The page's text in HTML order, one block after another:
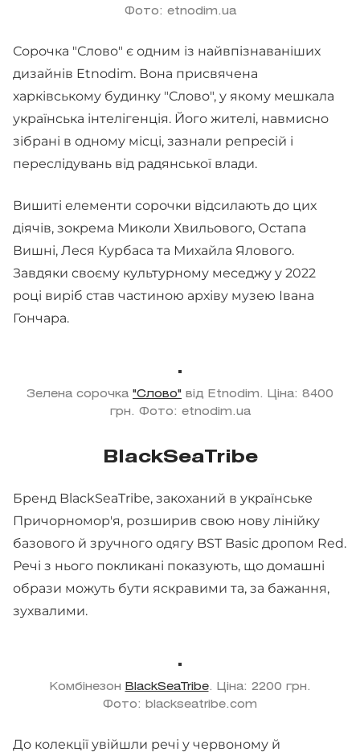
Фото: etnodim.ua
Сорочка "Слово" є одним із найвпізнаваніших
дизайнів Etnodim. Вона присвячена
харківському будинку "Слово", у якому мешкала
українська інтелігенція. Його жителі, навмисно
зібрані в одному місці, зазнали репресій і
переслідувань від радянської влади.
Вишиті елементи сорочки відсилають до цих
діячів, зокрема Миколи Хвильового, Остапа
Вишні, Леся Курбаса та Михайла Ялового.
Завдяки своєму культурному меседжу у 2022
році виріб став частиною архіву музею Івана
Гончара.
Зелена сорочка "Слово" від Etnodim. Ціна: 8400
грн. Фото: etnodim.ua
BlackSeaTribe
Бренд BlackSeaTribe, закоханий в українське
Причорномор'я, розширив свою нову лінійку
базового й зручного одягу BST Basic дропом Red.
Речі з нього покликані показують, що домашні
образи можуть бути яскравими та, за бажання,
зухвалими.
Комбінезон BlackSeaTribe. Ціна: 2200 грн.
Фото: blackseatribe.com
До колекції увійшли речі у червоному й